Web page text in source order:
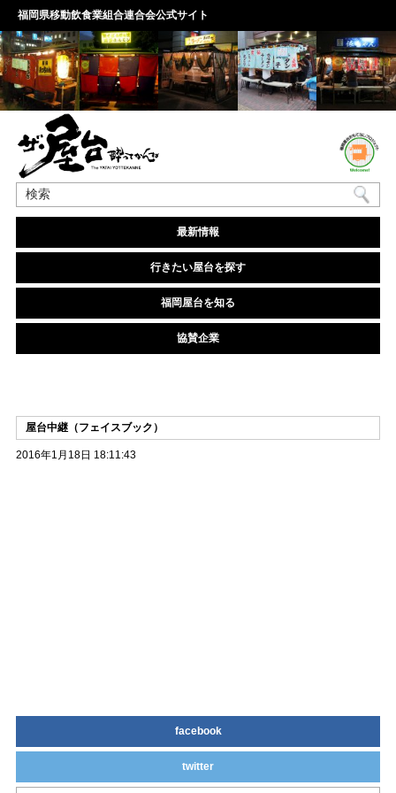
福岡県移動飲食業組合連合会公式サイト
最新情報
行きたい屋台を探す
福岡屋台を知る
協賛企業
屋台中継（フェイスブック）
2016年1月18日 18:11:43
facebook
twitter